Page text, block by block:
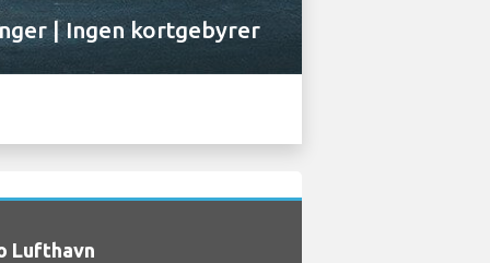
| Ingen kortgebyrer
Lufthavn